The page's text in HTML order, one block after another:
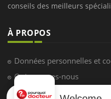
conseils des meilleurs
À PROPOS
Données personnelles et
Qui sommes-nous
Conditions d'utilisation